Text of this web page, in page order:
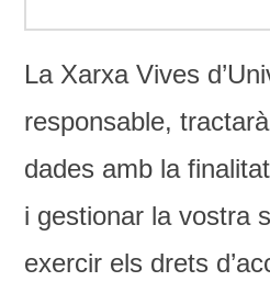
La Xarxa Vives
responsable,
dades amb la
i gestionar la vostra
exercir els drets